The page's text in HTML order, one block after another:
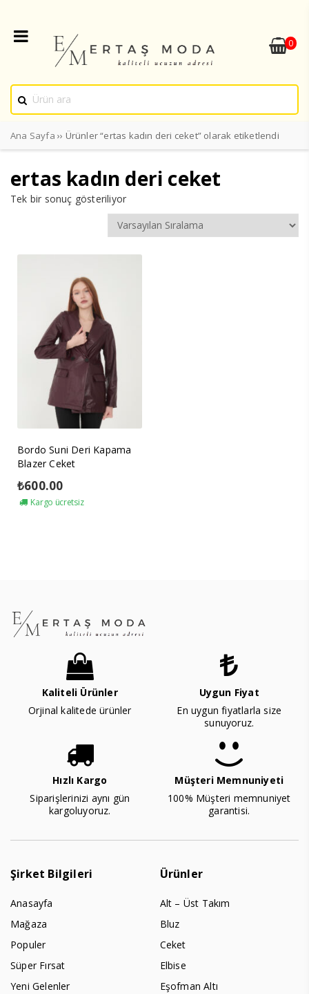
0
Ana Sayfa ›› Ürünler “ertas kadın deri ceket” olarak etiketlendi
ertas kadın deri ceket
Tek bir sonuç gösteriliyor
Bordo Suni Deri Kapama
Blazer Ceket
₺600.00
Kargo ücretsiz
Kaliteli Ürünler
Orjinal kalitede ürünler
Uygun Fiyat
En uygun fiyatlarla size
sunuyoruz.
Hızlı Kargo
Siparişlerinizi aynı gün
kargoluyoruz.
Müşteri Memnuniyeti
100% Müşteri memnuniyet
garantisi.
Şirket Bilgileri
Anasayfa
Mağaza
Populer
Süper Fırsat
Yeni Gelenler
Ürünler
Alt – Üst Takım
Bluz
Ceket
Elbise
Eşofman Altı